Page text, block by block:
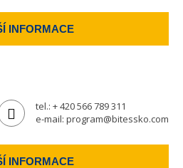
INFORMACE
tel.: + 420 566 789 311
e-mail: program@bitessko.com
INFORMACE